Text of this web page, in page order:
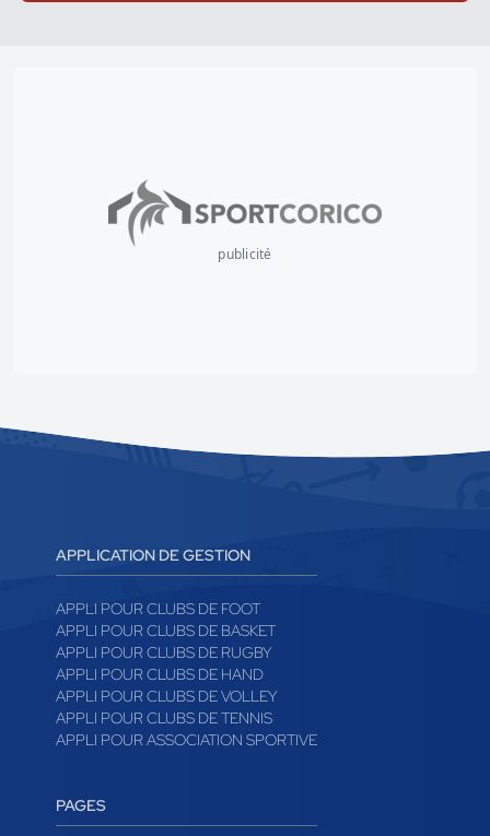
publicité
APPLICATION DE GESTION
APPLI POUR CLUBS DE FOOT
APPLI POUR CLUBS DE BASKET
APPLI POUR CLUBS DE RUGBY
APPLI POUR CLUBS DE HAND
APPLI POUR CLUBS DE VOLLEY
APPLI POUR CLUBS DE TENNIS
APPLI POUR ASSOCIATION SPORTIVE
PAGES